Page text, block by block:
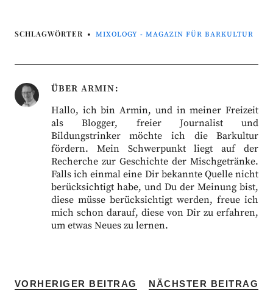
SCHLAGWÖRTER MIXOLOGY - MAGAZIN FÜR BARKULTUR
ÜBER ARMIN
Hallo, ich bin Armin, und in meiner Freizeit
als Blogger, freier Journalist und
Bildungstrinker möchte ich die Barkultur
fördern. Mein Schwerpunkt liegt auf der
Recherche zur Geschichte der Mischgetränke.
Falls ich einmal eine Dir bekannte Quelle nicht
berücksichtigt habe, und Du der Meinung bist,
diese müsse berücksichtigt werden, freue ich
mich schon darauf, diese von Dir zu erfahren,
um etwas Neues zu lernen.
VORHERIGER BEITRAG NÄCHSTER BEITRAG